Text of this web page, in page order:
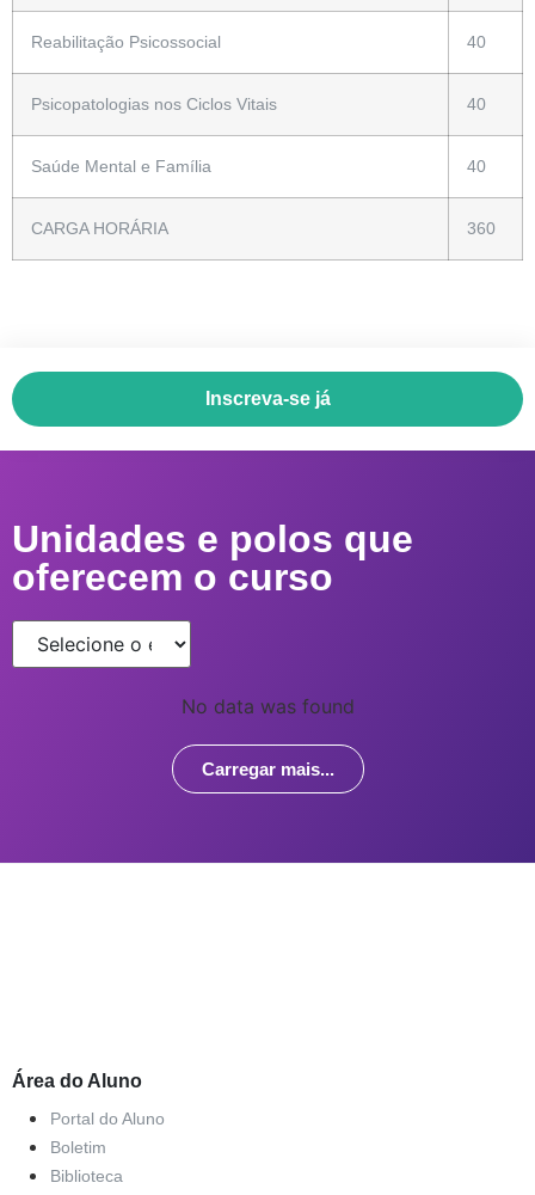
Reabilitação Psicossocial 40
Psicopatologias nos Ciclos Vitais 40
Saúde Mental e Família 40
CARGA HORÁRIA 360
Inscreva-se já
Unidades e polos que
oferecem o curso
No data was found
Carregar mais...
Área do Aluno
Portal do Aluno
Boletim
Biblioteca